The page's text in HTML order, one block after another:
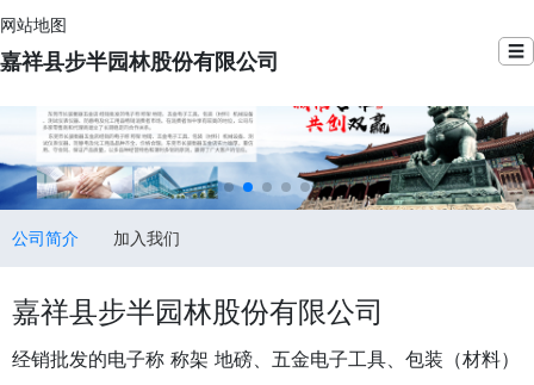
网站地图
嘉祥县步半园林股份有限公司 ☰
公司简介 加入我们
嘉祥县步半园林股份有限公司
经销批发的电子称 称架 地磅、五金电子工具、包装（材料）